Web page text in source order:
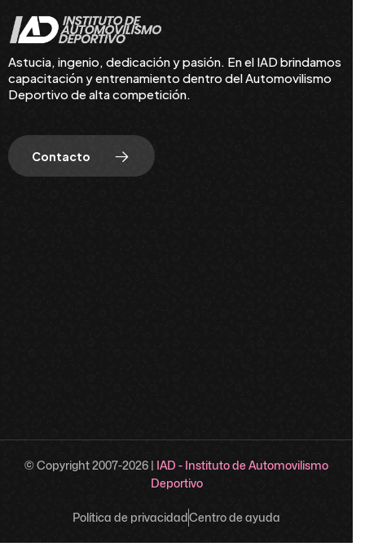
Astucia, ingenio, dedicación y pasión. En el IAD brindamos
capacitación y entrenamiento dentro del Automovilismo
Deportivo de alta competición.
Contacto
© Copyright 2007-2026 | IAD - Instituto de Automovilismo
Deportivo
Política de privacidadCentro de ayuda